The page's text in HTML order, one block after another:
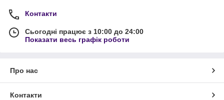
Контакти
Сьогодні працює з 10:00 до 24:00
Показати весь графік роботи
Про нас
Контакти